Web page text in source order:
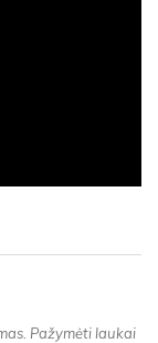
Pažymėti laukai